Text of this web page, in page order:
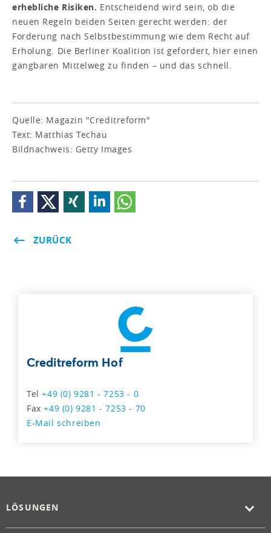
erhebliche Risiken. Entscheidend wird sein, ob die
neuen Regeln beiden Seiten gerecht werden: der
Forderung nach Selbstbestimmung wie dem Recht auf
Erholung. Die Berliner Koalition ist gefordert, hier einen
gangbaren Mittelweg zu finden – und das schnell.
Quelle: Magazin "Creditreform"
Text: Matthias Techau
Bildnachweis: Getty Images
ZURÜCK
Creditreform Hof
Tel+49 (0) 9281 - 7253 - 0
Fax+49 (0) 9281 - 7253 - 70
E-Mail schreiben
LÖSUNGEN